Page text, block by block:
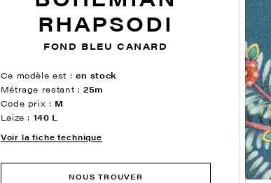
RHAPSODI
FOND BLEU CANARD
Ce modèle est : en stock
Métrage restant :25m
Code prix : M
Laize : 140 L
Voir la fiche technique
NOUS TROUVER